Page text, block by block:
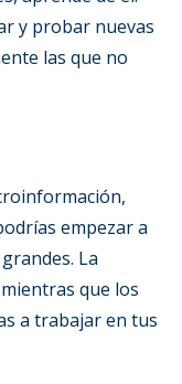
y probar nuevas
las que no
empezar a
La
que los
a trabajar en tus